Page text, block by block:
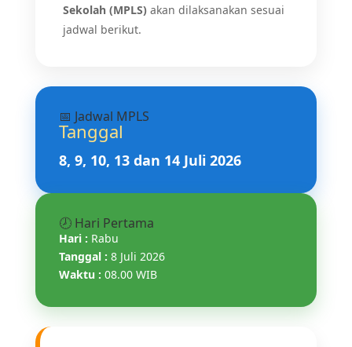
Sekolah (MPLS)akan dilaksanakan sesuai
jadwal berikut.
📅 Jadwal MPLS
Tanggal
8, 9, 10, 13 dan 14 Juli 2026
🕗 Hari Pertama
Hari : Rabu
Tanggal : 8 Juli 2026
Waktu : 08.00 WIB